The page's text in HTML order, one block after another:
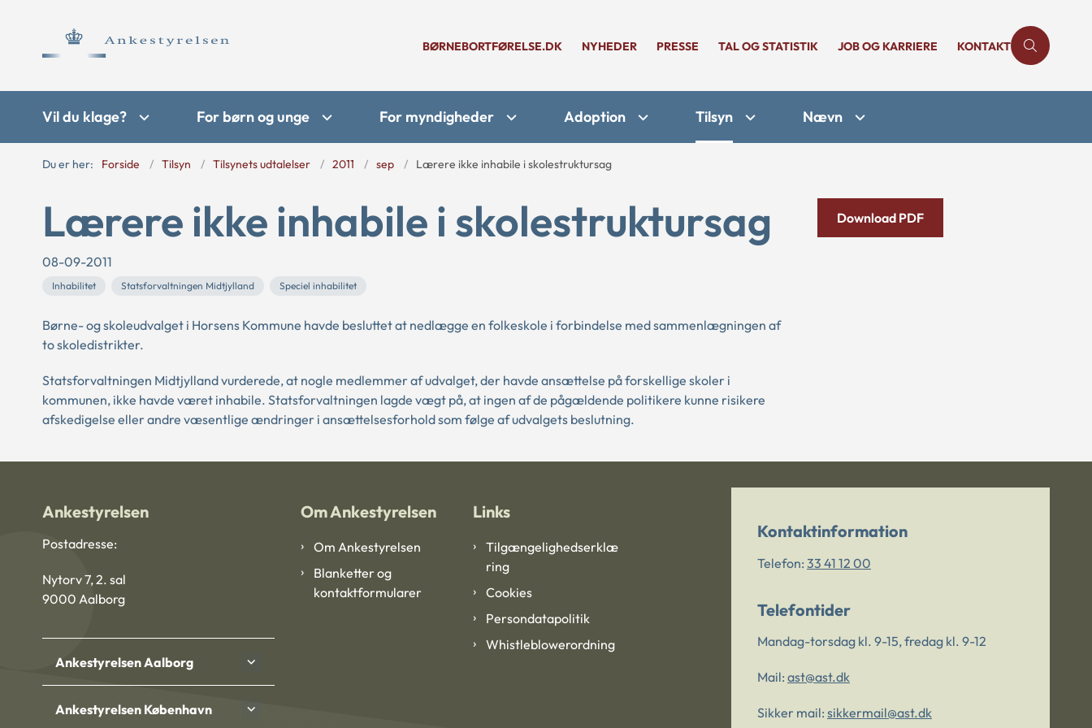
BØRNEBORTFØRELSE.DK NYHEDER PRESSE TAL OG STATISTIK JOB OG KARRIERE KONTAKT
Vil du klage? For børn og unge For myndigheder Adoption Tilsyn Nævn
Du er her: Forside Tilsyn Tilsynets udtalelser 2011 sep Lærere ikke inhabile i skolestruktursag
Lærere ikke inhabile i skolestruktursag
08-09-2011
Inhabilitet Statsforvaltningen Midtjylland Speciel inhabilitet
Børne- og skoleudvalget i Horsens Kommune havde besluttet at nedlægge en folkeskole i forbindelse med sammenlægningen af
to skoledistrikter.
Statsforvaltningen Midtjylland vurderede, at nogle medlemmer af udvalget, der havde ansættelse på forskellige skoler i
kommunen, ikke havde været inhabile. Statsforvaltningen lagde vægt på, at ingen af de pågældende politikere kunne risikere
afskedigelse eller andre væsentlige ændringer i ansættelsesforhold som følge af udvalgets beslutning.
Download PDF
Ankestyrelsen
Postadresse:
Nytorv 7, 2. sal
9000 Aalborg
Ankestyrelsen Aalborg
Ankestyrelsen København
Om Ankestyrelsen
Om Ankestyrelsen
Blanketter og
kontaktformularer
Links
Tilgængelighedserklæ
ring
Cookies
Persondatapolitik
Whistleblowerordning
Kontaktinformation
Telefon: 33 41 12 00
Telefontider
Mandag-torsdag kl. 9-15, fredag kl. 9-12
Mail: ast@ast.dk
Sikker mail: sikkermail@ast.dk